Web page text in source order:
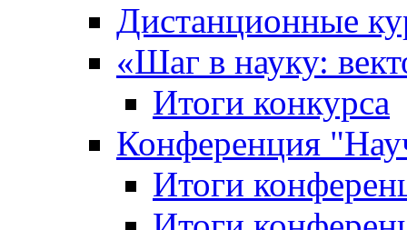
Дистанционные
«Шаг в науку:
Итоги конкурса
Конференция
Итоги